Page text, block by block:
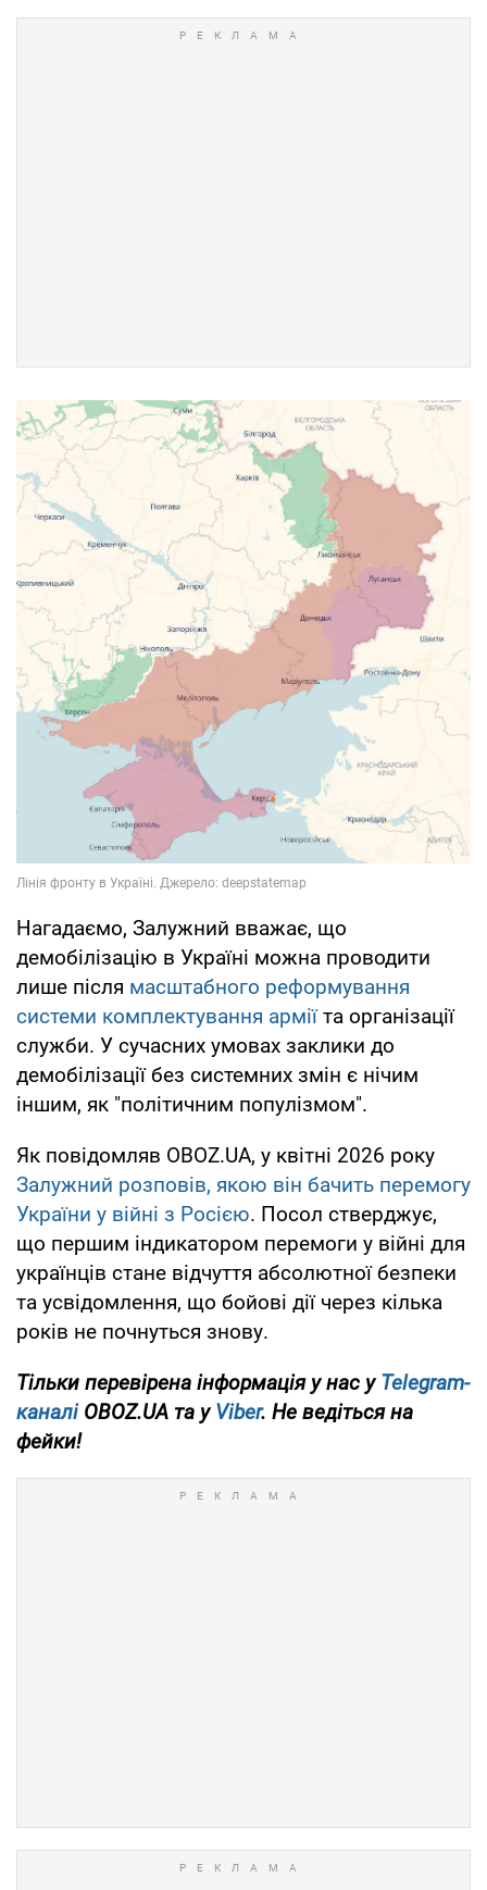
Нагадаємо, Залужний вважає, що
демобілізацію в Україні можна проводити
лише після масштабного реформування
системи комплектування арміїта організації
служби. У сучасних умовах заклики до
демобілізації без системних змін є нічим
іншим, як "політичним популізмом".
Як повідомляв OBOZ.UA, у квітні 2026 року
Залужний розповів, якою він бачить перемогу
України у війні з Росією. Посол стверджує,
що першим індикатором перемоги у війні для
українців стане відчуття абсолютної безпеки
та усвідомлення, що бойові дії через кілька
років не почнуться знову.
Тільки перевірена інформація у нас уTelegram-
каналіOBOZ.UA та уViber. Не ведіться на
фейки!